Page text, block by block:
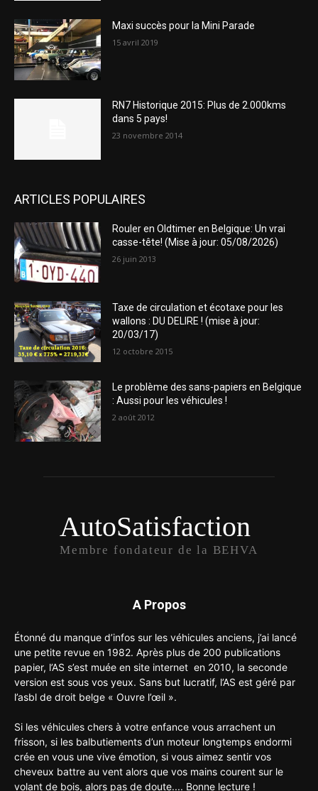
Maxi succès pour la Mini Parade
15 avril 2019
RN7 Historique 2015: Plus de 2.000kms
dans 5 pays!
23 novembre 2014
ARTICLES POPULAIRES
Rouler en Oldtimer en Belgique: Un vrai
casse-tête! (Mise à jour: 05/08/2026)
26 juin 2013
Taxe de circulation et écotaxe pour les
wallons : DU DELIRE ! (mise à jour:
20/03/17)
12 octobre 2015
Le problème des sans-papiers en Belgique
: Aussi pour les véhicules !
2 août 2012
AutoSatisfaction
Membre fondateur de la BEHVA
A Propos
Étonné du manque d’infos sur les véhicules anciens, j’ai lancé
une petite revue en 1982. Après plus de 200 publications
papier, l’AS s’est muée en site internet en 2010, la seconde
version est sous vos yeux. Sans but lucratif, l’AS est géré par
l’asbl de droit belge « Ouvre l’œil ».
Si les véhicules chers à votre enfance vous arrachent un
frisson, si les balbutiements d’un moteur longtemps endormi
crée en vous une vive émotion, si vous aimez sentir vos
cheveux battre au vent alors que vos mains courent sur le
volant de bois, alors pas de doute.... Bonne lecture !